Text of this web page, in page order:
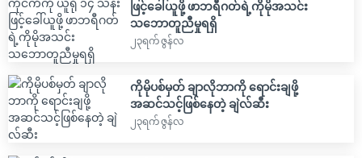
ဖြင့်ခေါ်ယူဖို့ ဖာဘရီဂတ်ရဲ့ကိုမိုအသင်း
သဘောတူညီမှုရရှိ
၂၃ရက် ဇွန်လ
ကိုမိုပစ်မှတ် ချာလိုဘာကို ရောင်းချဖို့
အဆင်သင့်ဖြစ်နေတဲ့ ချဲလ်ဆီး
၂၃ရက် ဇွန်လ